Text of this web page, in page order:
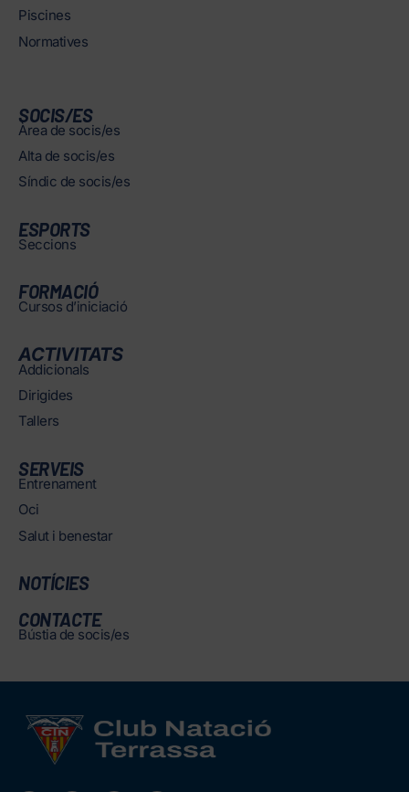
Piscines
Normatives
SOCIS/ES
Àrea de socis/es
Alta de socis/es
Síndic de socis/es
ESPORTS
Seccions
FORMACIÓ
Cursos d’iniciació
ACTIVITATS
Addicionals
Dirigides
Tallers
SERVEIS
Entrenament
Oci
Salut i benestar
NOTÍCIES
CONTACTE
Bústia de socis/es